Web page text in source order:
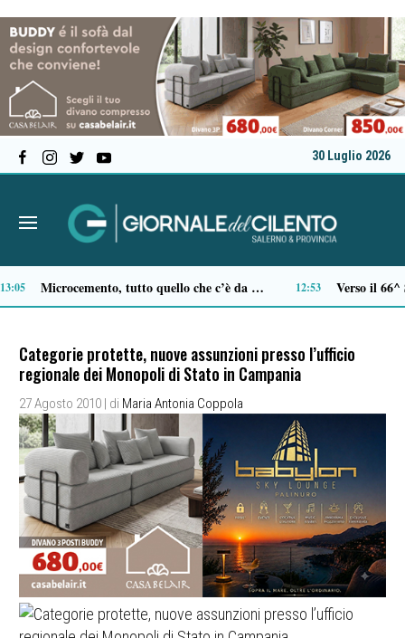
30 Luglio 2026
10:54 Tamponamento sulla litoranea di Pontecagnano: due ragazze ferite, madre e figlia illese 10:33
Categorie protette, nuove assunzioni presso l’ufficio
regionale dei Monopoli di Stato in Campania
27 Agosto 2010 | di Maria Antonia Coppola